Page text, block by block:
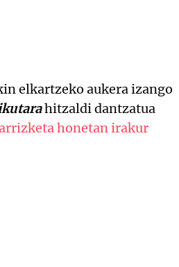
elkartzeko aukera izango
hitzaldi dantzatua
honetan irakur